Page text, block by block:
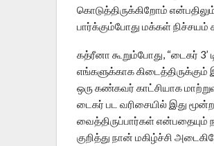
கொடுத்திருக்கிறோம்
பார்க்கும்போது மக்கள்
கத்ரீனா கூறும்போது, “டைகர் 3’
எங்களுக்காக
ஒரு கண்கவர் காட்சியாக
டைகர் பட வரிசையில் இது
வைத்திருப்பார்கள் என்பதையும்
குறித்து நான் மகிழ்ச்சி